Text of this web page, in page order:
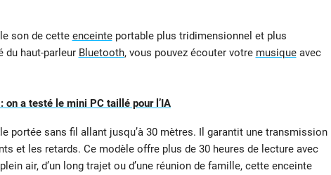
son de cette enceinteportable plus tridimensionnel et plus
du haut-parleur Bluetooth, vous pouvez écouter votre musiqueavec
a testé le mini PC taillé pour l’IA
portée sans fil allant jusqu’à 30 mètres. Il garantit une transmission
et les retards. Ce modèle offre plus de 30 heures de lecture avec
air, d’un long trajet ou d’une réunion de famille, cette enceinte